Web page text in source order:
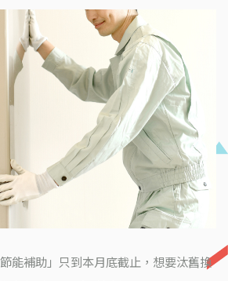
能補助」只到本月底截止，想要汰舊換